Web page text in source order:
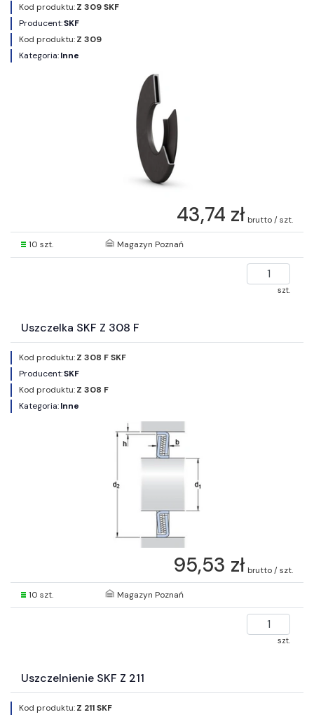
Kod produktu:Z 309 SKF
Producent:SKF
Kod produktu:Z 309
Kategoria:Inne
43,74 zł brutto / szt.
10 szt. Magazyn Poznań
szt.
Uszczelka SKF Z 308 F
Kod produktu:Z 308 F SKF
Producent:SKF
Kod produktu:Z 308 F
Kategoria:Inne
95,53 zł brutto / szt.
10 szt. Magazyn Poznań
szt.
Uszczelnienie SKF Z 211
Kod produktu:Z 211 SKF